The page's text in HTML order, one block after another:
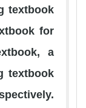
textbook
for
a
textbook